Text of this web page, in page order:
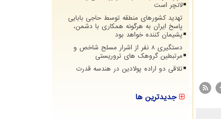
لانچر است
تهدید کشورهای منطقه توسط حاجی بابایی
پاسخ ایران به هرگونه همکاری با دشمن،
پشیمان کننده خواهد بود
دستگیری 8 نفر از اشرار مسلح شاخص و
مرتبطین گروهک های تروریستی
تلاقی دو اراده پولادین در هندسه قدرت
جدیدترین ها